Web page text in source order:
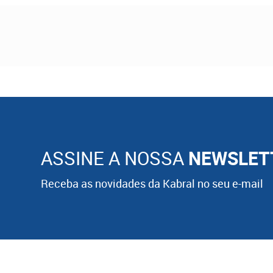
ASSINE A NOSSA
Receba as novidades da Kabral no seu e-mail